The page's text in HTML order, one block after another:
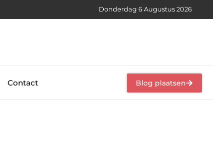
Donderdag 6 Augustus 2026
Contact Blog plaatsen